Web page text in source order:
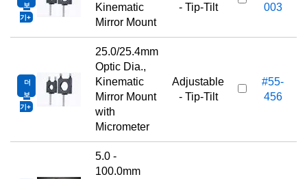
보
기
Kinematic
Mirror Mount
- Tip-Tilt
003
더
보
기
25.0/25.4mm
Optic Dia.,
Kinematic
Mirror Mount
with
Micrometer
Adjustable
- Tip-Tilt
#55-
456
5.0 -
100.0mm